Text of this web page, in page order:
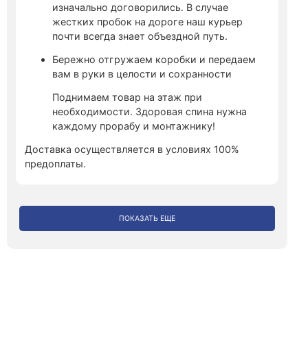
изначально договорились. В случае
жестких пробок на дороге наш курьер
почти всегда знает объездной путь.
Бережно отгружаем коробки и передаем
вам в руки в целости и сохранности
Поднимаем товар на этаж при
необходимости. Здоровая спина нужна
каждому прорабу и монтажнику!
Доставка осуществляется в условиях 100%
предоплаты.
ПОКАЗАТЬ ЕЩЕ